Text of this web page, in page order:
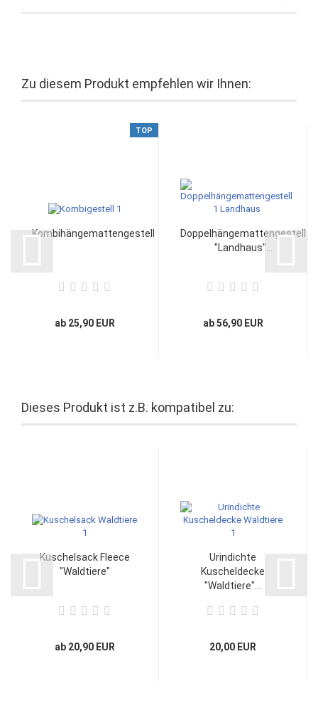
Zu diesem Produkt empfehlen wir Ihnen:
TOP
Kombihängemattengestell
ab 25,90 EUR
Doppelhängemattengestell
"Landhaus"...
ab 56,90 EUR
Dieses Produkt ist z.B. kompatibel zu:
Kuschelsack Fleece
"Waldtiere"
ab 20,90 EUR
Urindichte
Kuscheldecke
"Waldtiere"...
20,00 EUR